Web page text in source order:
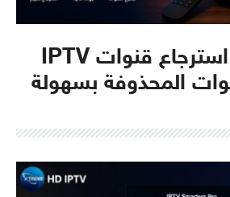
كيفية طريقة استرجاع قنوات IPTV
المحذوفة بسهولة